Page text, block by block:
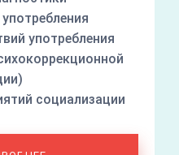
употребления
социализации